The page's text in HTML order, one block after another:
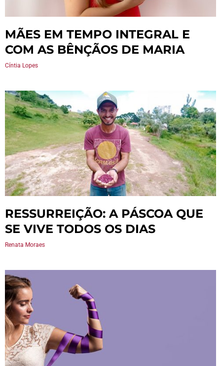
MÃES EM TEMPO INTEGRAL E
COM AS BÊNÇÃOS DE MARIA
Cíntia Lopes
RESSURREIÇÃO: A PÁSCOA QUE
SE VIVE TODOS OS DIAS
Renata Moraes